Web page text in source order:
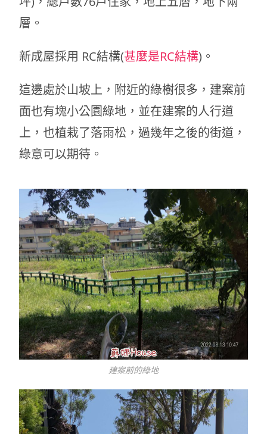
層。
新成屋採用 RC結構(甚麼是RC結構)。
這邊處於山坡上，附近的綠樹很多，建案前
面也有塊小公園綠地，並在建案的人行道
上，也植栽了落雨松，過幾年之後的街道，
綠意可以期待。
建案前的綠地